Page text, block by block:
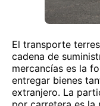
El transporte
cadena de
mercancías es la
entregar bienes
extranjero. La